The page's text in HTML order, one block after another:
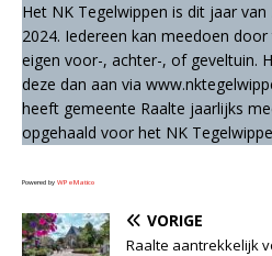
Het NK Tegelwippen is dit jaar
2024. Iedereen kan meedoen
eigen voor-, achter-, of geveltuin.
deze dan aan via
heeft gemeente Raalte jaarlijks
opgehaald voor het NK
Powered by WPeMatico
VORIGE
Raalte aantrekkelijk